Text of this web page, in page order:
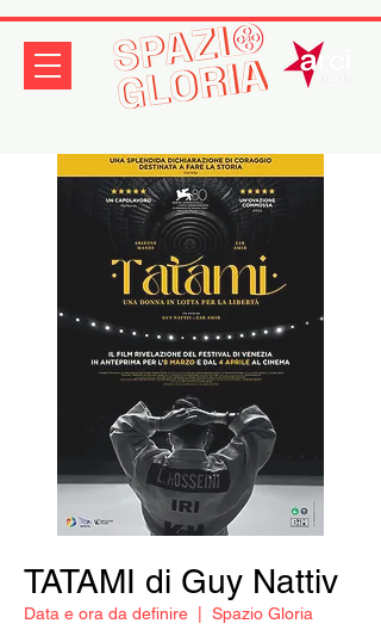
TATAMI di Guy Nattiv
Data e ora da definire Spazio Gloria